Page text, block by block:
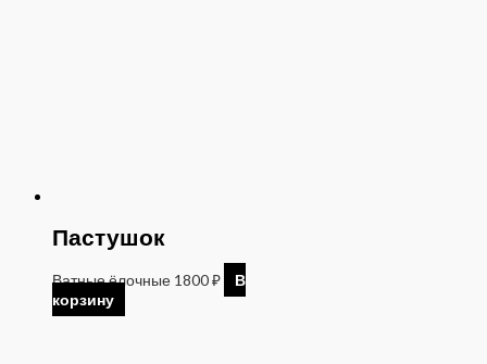
Пастушок
Ватные ёлочные 1800₽
В
корзину